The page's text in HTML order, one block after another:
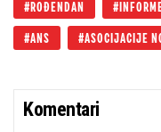
ROĐENDAN
ANS ASOCIJACIJE
Komentari